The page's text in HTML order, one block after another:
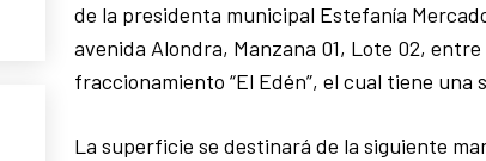
de la presidenta municipal Estefanía
avenida Alondra, Manzana 01, Lote 02,
fraccionamiento “El Edén”, el cual tiene
La superficie se destinará de la siguiente